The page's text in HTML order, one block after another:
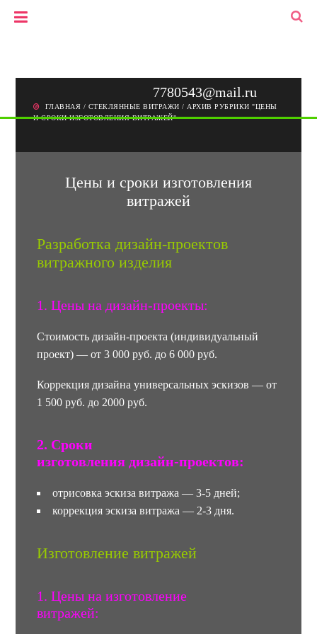
7780543@mail.ru
ГЛАВНАЯ / СТЕКЛЯННЫЕ ВИТРАЖИ / АРХИВ РУБРИКИ "ЦЕНЫ
И СРОКИ ИЗГОТОВЛЕНИЯ ВИТРАЖЕЙ"
Цены и сроки изготовления
витражей
Разработка дизайн-проектов
витражного изделия
1. Цены на дизайн-проекты:
Стоимость дизайн-проекта (индивидуальный
проект) — от 3 000 руб. до 6 000 руб.
Коррекция дизайна универсальных эскизов — от
1 500 руб. до 2000 руб.
2. Сроки
изготовления дизайн-проектов:
отрисовка эскиза витража — 3-5 дней;
коррекция эскиза витража — 2-3 дня.
Изготовление витражей
1. Цены на изготовление
витражей: